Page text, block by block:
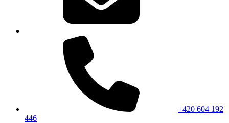
+420 604 192
446